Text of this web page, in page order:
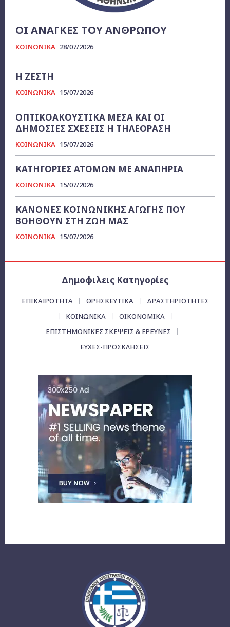
ΟΙ ΑΝΑΓΚΕΣ ΤΟΥ ΑΝΘΡΩΠΟΥ
ΚΟΙΝΩΝΙΚΑ 28/07/2026
Η ΖΕΣΤΗ
ΚΟΙΝΩΝΙΚΑ 15/07/2026
ΟΠΤΙΚΟΑΚΟΥΣΤΙΚΑ ΜΕΣΑ ΚΑΙ ΟΙ
ΔΗΜΟΣΙΕΣ ΣΧΕΣΕΙΣ Η ΤΗΛΕΟΡΑΣΗ
ΚΟΙΝΩΝΙΚΑ 15/07/2026
ΚΑΤΗΓΟΡΙΕΣ ΑΤΟΜΩΝ ΜΕ ΑΝΑΠΗΡΙΑ
ΚΟΙΝΩΝΙΚΑ 15/07/2026
ΚΑΝΟΝΕΣ ΚΟΙΝΩΝΙΚΗΣ ΑΓΩΓΗΣ ΠΟΥ
ΒΟΗΘΟΥΝ ΣΤΗ ΖΩΗ ΜΑΣ
ΚΟΙΝΩΝΙΚΑ 15/07/2026
Δημοφιλεις Κατηγορίες
ΕΠΙΚΑΙΡΌΤΗΤΑ ΘΡΗΣΚΕΥΤΙΚΑ
ΔΡΑΣΤΗΡΙΟΤΗΤΕΣ
ΚΟΙΝΩΝΙΚΑ
ΟΙΚΟΝΟΜΙΚΆ
ΕΠΙΣΤΗΜΟΝΙΚΕΣ ΣΚΕΨΕΙΣ & ΕΡΕΥΝΕΣ
ΕΥΧΈΣ-ΠΡΟΣΚΛΉΣΕΙΣ